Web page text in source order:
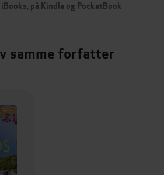
på Kindle og PocketBook
samme forfatter